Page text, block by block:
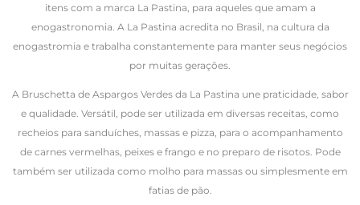
itens com a marca La Pastina, para aqueles que amam a
enogastronomia. A La Pastina acredita no Brasil, na cultura da
enogastromia e trabalha constantemente para manter seus negócios
por muitas gerações.
A Bruschetta de Aspargos Verdes da La Pastina une praticidade, sabor
e qualidade. Versátil, pode ser utilizada em diversas receitas, como
recheios para sanduíches, massas e pizza, para o acompanhamento
de carnes vermelhas, peixes e frango e no preparo de risotos. Pode
também ser utilizada como molho para massas ou simplesmente em
fatias de pão.